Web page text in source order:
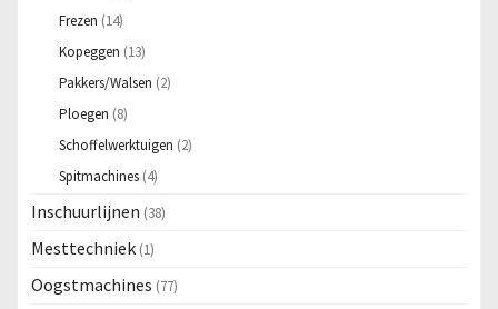
Frezen (14)
Kopeggen (13)
Pakkers/Walsen (2)
Ploegen (8)
Schoffelwerktuigen (2)
Spitmachines (4)
Inschuurlijnen (38)
Mesttechniek (1)
Oogstmachines (77)